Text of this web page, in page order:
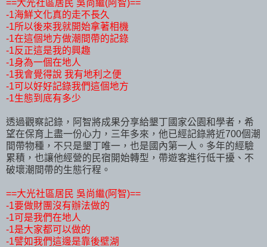
==大光社區居民 吳尚繼(阿智)==
-1海鮮文化真的走不長久
-1所以後來我就開始拿著相機
-1在這個地方做潮間帶的記錄
-1反正這是我的興趣
-1身為一個在地人
-1我會覺得說 我有地利之便
-1可以好好記錄我們這個地方
-1生態到底有多少
透過觀察記錄，阿智將成果分享給墾丁國家公園和學者，希
望在保育上盡一份心力，三年多來，他已經記錄將近700個潮
間帶物種，不只是墾丁唯一，也是國內第一人。多年的經驗
累積，也讓他經營的民宿開始轉型，帶遊客進行低干擾、不
破壞潮間帶的生態行程。
==大光社區居民 吳尚繼(阿智)==
-1要做財團沒有辦法做的
-1可是我們在地人
-1是大家都可以做的
-1譬如我們這邊是靠後壁湖